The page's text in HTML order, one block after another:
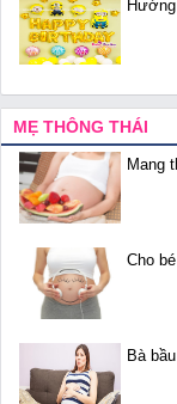
MẸ THÔNG THÁI
Mang
Cho
Bà